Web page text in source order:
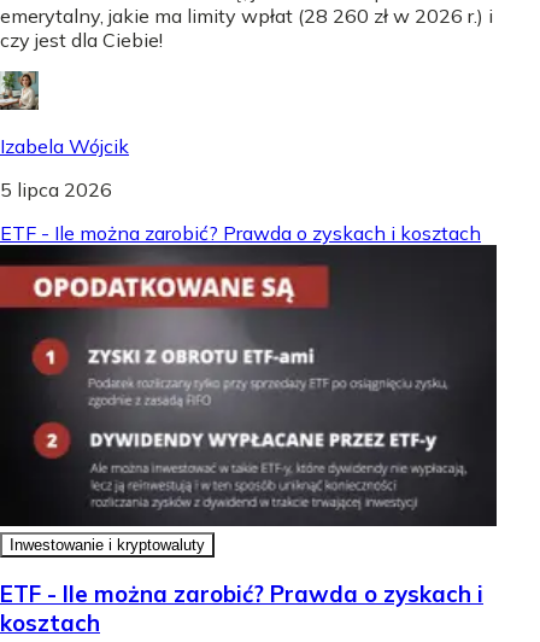
emerytalny, jakie ma limity wpłat (28 260 zł w 2026 r.) i
czy jest dla Ciebie!
Izabela Wójcik
5 lipca 2026
ETF - Ile można zarobić? Prawda o zyskach i kosztach
Inwestowanie i kryptowaluty
ETF - Ile można zarobić? Prawda o zyskach i
kosztach